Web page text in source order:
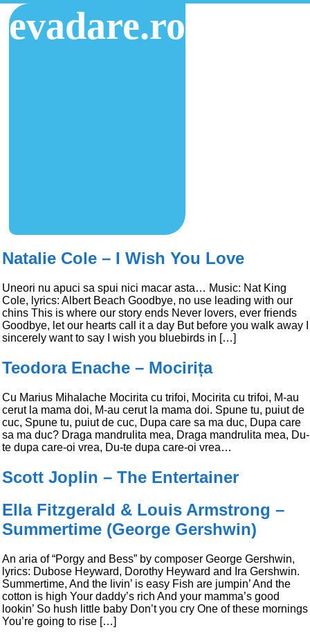
evadare.ro
Natalie Cole – I Wish You Love
Uneori nu apuci sa spui nici macar asta… Music: Nat King
Cole, lyrics: Albert Beach Goodbye, no use leading with our
chins This is where our story ends Never lovers, ever friends
Goodbye, let our hearts call it a day But before you walk away I
sincerely want to say I wish you bluebirds in […]
Teodora Enache – Mocirița
Cu Marius Mihalache Mocirita cu trifoi, Mocirita cu trifoi, M-au
cerut la mama doi, M-au cerut la mama doi. Spune tu, puiut de
cuc, Spune tu, puiut de cuc, Dupa care sa ma duc, Dupa care
sa ma duc? Draga mandrulita mea, Draga mandrulita mea, Du-
te dupa care-oi vrea, Du-te dupa care-oi vrea…
Scott Joplin – The Entertainer
Ella Fitzgerald & Louis Armstrong –
Summertime (George Gershwin)
An aria of “Porgy and Bess” by composer George Gershwin,
lyrics: Dubose Heyward, Dorothy Heyward and Ira Gershwin.
Summertime, And the livin’ is easy Fish are jumpin’ And the
cotton is high Your daddy’s rich And your mamma’s good
lookin’ So hush little baby Don’t you cry One of these mornings
You’re going to rise […]